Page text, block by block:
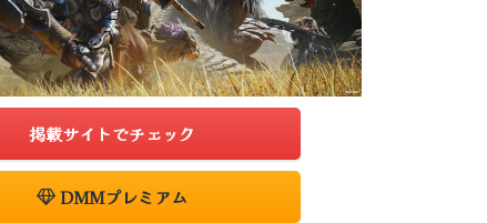
掲載サイトでチェック
DMMプレミアム